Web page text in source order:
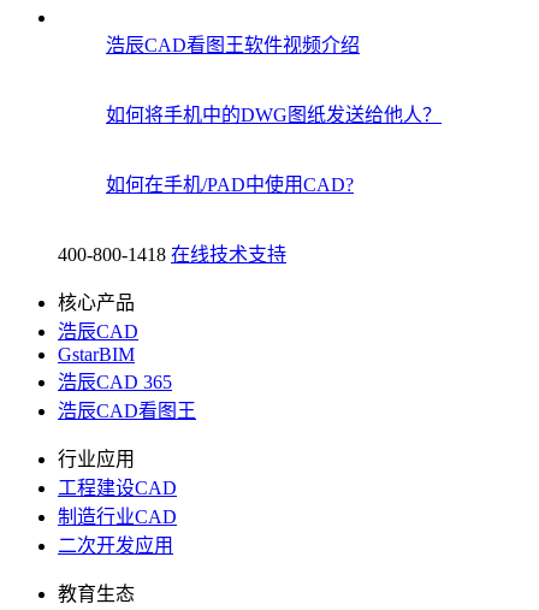
浩辰CAD看图王软件视频介绍
如何将手机中的DWG图纸发送给他人？
如何在手机/PAD中使用CAD?
400-800-1418 在线技术支持
核心产品
浩辰CAD
GstarBIM
浩辰CAD 365
浩辰CAD看图王
行业应用
工程建设CAD
制造行业CAD
二次开发应用
教育生态